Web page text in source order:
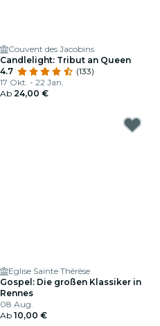
Couvent des Jacobins
Candlelight: Tribut an Queen
4.7
(133)
17 Okt. - 22 Jan.
Ab 24,00 €
Eglise Sainte Thérèse
Gospel: Die großen Klassiker in
Rennes
08 Aug.
Ab 10,00 €